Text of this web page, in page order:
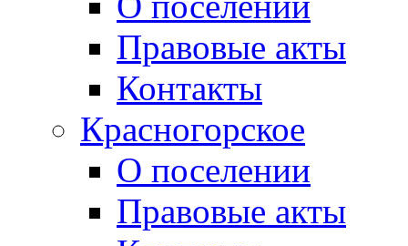
Правовые акты
Контакты
Красногорское
О поселении
Правовые акты